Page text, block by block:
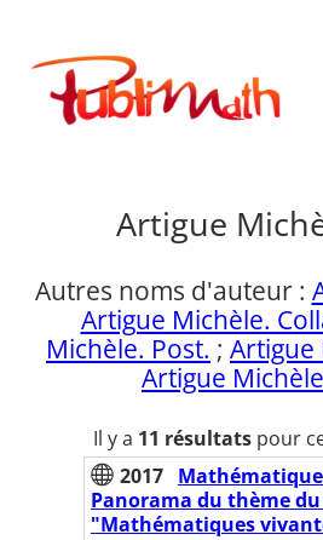
contenu
Publimath
Artigue
Autres noms d'auteur :
Artigue Michèle.
Michèle. Post. ; Artigue
Artigue
Il y a 11 résultatspour
2017
Panorama du thème
"Mathématiques